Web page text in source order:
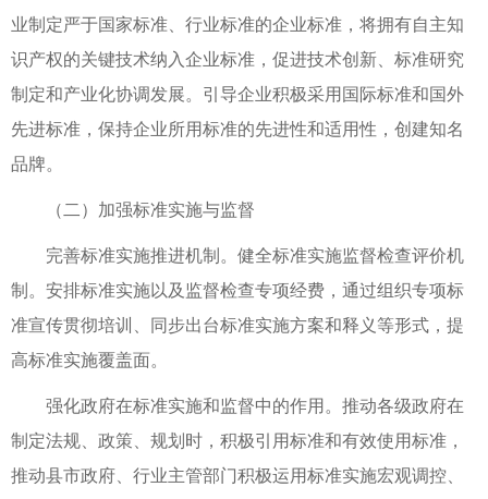
业制定严于国家标准、行业标准的企业标准，将拥有自主知
识产权的关键技术纳入企业标准，促进技术创新、标准研究
制定和产业化协调发展。引导企业积极采用国际标准和国外
先进标准，保持企业所用标准的先进性和适用性，创建知名
品牌。
（二）加强标准实施与监督
完善标准实施推进机制。健全标准实施监督检查评价机
制。安排标准实施以及监督检查专项经费，通过组织专项标
准宣传贯彻培训、同步出台标准实施方案和释义等形式，提
高标准实施覆盖面。
强化政府在标准实施和监督中的作用。推动各级政府在
制定法规、政策、规划时，积极引用标准和有效使用标准，
推动县市政府、行业主管部门积极运用标准实施宏观调控、